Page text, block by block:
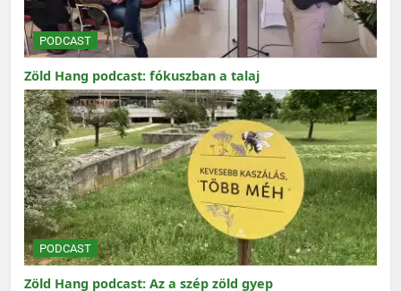
PODCAST
Zöld Hang podcast: fókuszban a talaj
PODCAST
Zöld Hang podcast: Az a szép zöld gyep